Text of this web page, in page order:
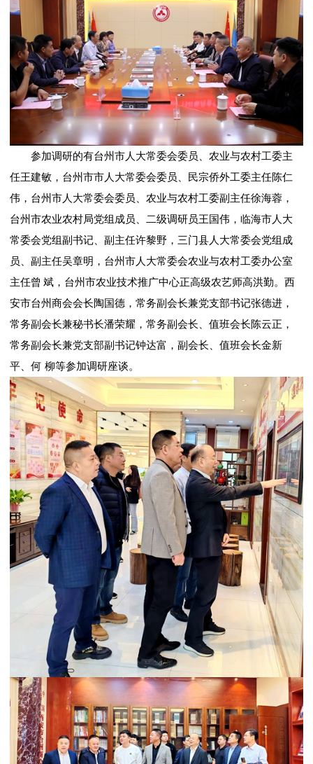
参加调研的有台州市人大常委会委员、农业与农村工委主
任王建敏，台州市市人大常委会委员、民宗侨外工委主任陈仁
伟，台州市人大常委会委员、农业与农村工委副主任徐海蓉，
台州市农业农村局党组成员、二级调研员王国伟，临海市人大
常委会党组副书记、副主任许黎野，三门县人大常委会党组成
员、副主任吴章明，台州市人大常委会农业与农村工委办公室
主任曾 斌，台州市农业技术推广中心正高级农艺师高洪勤。西
安市台州商会会长陶国德，常务副会长兼党支部书记张德进，
常务副会长兼秘书长潘荣耀，常务副会长、值班会长陈云正，
常务副会长兼党支部副书记钟达富，副会长、值班会长金新
平、何 柳等参加调研座谈。